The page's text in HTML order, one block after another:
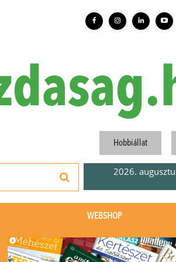
Hobbiállat
2026.
WEBSHOP